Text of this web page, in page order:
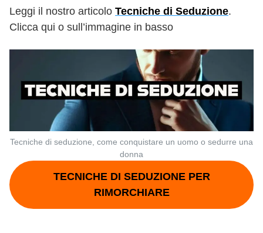
Leggi il nostro articolo Tecniche di Seduzione.
Clicca qui o sull’immagine in basso
Tecniche di seduzione, come conquistare un uomo o sedurre una
donna
TECNICHE DI SEDUZIONE PER
RIMORCHIARE